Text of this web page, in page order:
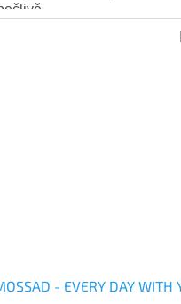
- EVERY DAY WITH